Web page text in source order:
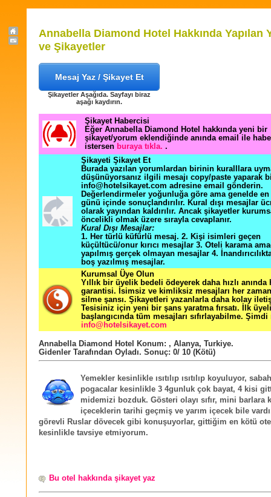
Annabella Diamond Hotel Hakkında Yapılan
ve Şikayetler
Mesaj Yaz / Şikayet Et
Şikayetler Aşağıda. Sayfayı biraz
aşağı kaydırın.
Şikayet Habercisi
Eğer Annabella Diamond Hotel hakkında yeni bir
şikayet/yorum eklendiğinde anında email ile
istersen buraya tıkla. .
Şikayeti Şikayet Et
Burada yazılan yorumlardan birinin kuralllara
düşünüyorsanız ilgili mesajı copy/paste yaparak
info@hotelsikayet.com adresine email gönderin.
Değerlendirmeler yoğunluğa göre ama genelde
günü içinde sonuçlandırılır. Kural dışı mesajlar
olarak yayından kaldırılır. Ancak şikayetler
öncelikli olmak üzere sırayla cevaplanır.
Kural Dışı Mesajlar:
1. Her türlü küfürlü mesaj. 2. Kişi isimleri geçen
küçültücü/onur kırıcı mesajlar 3. Oteli karama
yapılmış gerçek olmayan mesajlar 4.
boş yazılmış mesajlar.
Kurumsal Üye Olun
Yıllık bir üyelik bedeli ödeyerek daha hızlı
garantisi. İsimsiz ve kimliksiz mesajları her zaman
silme şansı. Şikayetleri yazanlarla daha kolay
Tesisiniz için yeni bir şans yaratma fırsatı. İlk
başlangıcında tüm mesajları sıfırlayabilme. Şimdi
info@hotelsikayet.com
Annabella Diamond Hotel Konum: , Alanya, Turkiye.
Gidenler Tarafından Oyladı. Sonuç: 0/ 10 (Kötü)
Yemekler kesinlikle ısıtılıp ısıtılıp koyuluyor,
pogacalar kesinlikle 3 4gunluk çok bayat, 4 kisi
midemizi bozduk. Gösteri olayı sıfır, mini barlara
içeceklerin tarihi geçmiş ve yarım içecek bile
görevli Ruslar dövecek gibi konuşuyorlar, gittiğim en kötü
kesinlikle tavsiye etmiyorum.
Bu otel hakkında şikayet yaz